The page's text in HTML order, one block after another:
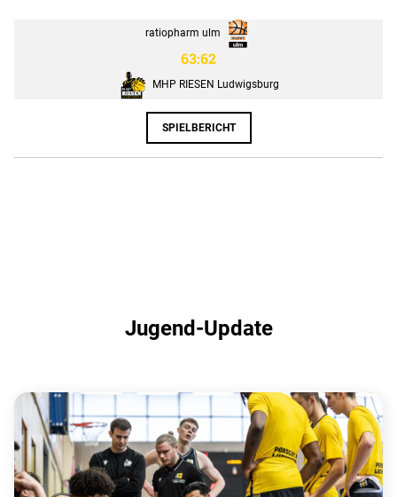
ratiopharm ulm
63:62
MHP RIESEN Ludwigsburg
SPIELBERICHT
Jugend-Update